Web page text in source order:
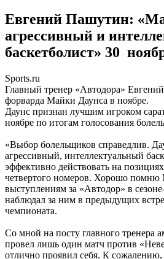
Евгений Пашутин:
агрессивный и
баскетболист» 30
Sports.ru
Главный тренер «Автодора»
форварда Майки Даунса в ноябре.
Даунс признан лучшим игроком
ноябре по итогам голосования
«Выбор болельщиков справедлив.
агрессивный, интеллектуальный
эффективно действовать на
четвертого номеров. Хорошо
выступлениям за «Автодор» в
наблюдал за ним в предыдущих
чемпионата.
Со мной на посту главного тренера
провел лишь один матч против
отлично проявил себя. К